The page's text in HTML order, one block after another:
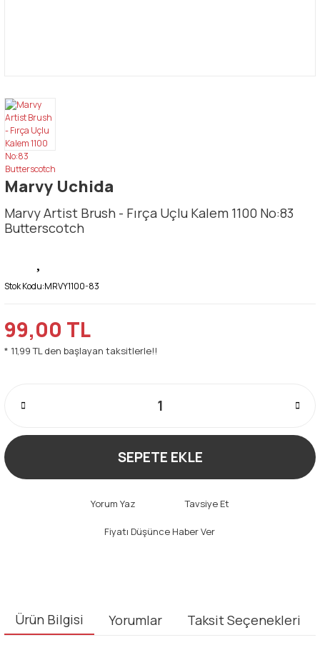
Marvy Uchida
Marvy Artist Brush - Fırça Uçlu Kalem 1100 No:83
Butterscotch
Stok Kodu:MRVY1100-83
99,00 TL
* 11,99 TL den başlayan taksitlerle!!
SEPETE EKLE
Yorum Yaz Tavsiye Et
Fiyatı Düşünce Haber Ver
Ürün Bilgisi Yorumlar Taksit Seçenekleri